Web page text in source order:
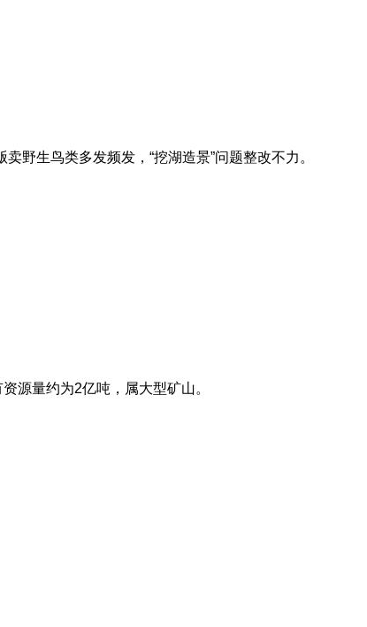
野生鸟类多发频发，“挖湖造景”问题整改不力。
源量约为2亿吨，属大型矿山。